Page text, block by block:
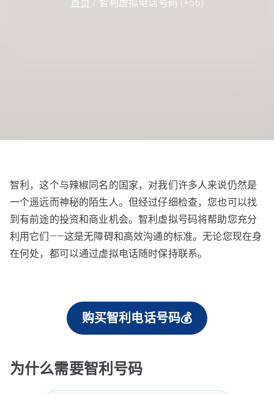
首页 智利虚拟电话号码 (+56)
智利，这个与辣椒同名的国家，对我们许多人来说仍然是
一个遥远而神秘的陌生人。但经过仔细检查，您也可以找
到有前途的投资和商业机会。智利虚拟号码将帮助您充分
利用它们——这是无障碍和高效沟通的标准。无论您现在身
在何处，都可以通过虚拟电话随时保持联系。
购买智利电话号码💰
为什么需要智利号码